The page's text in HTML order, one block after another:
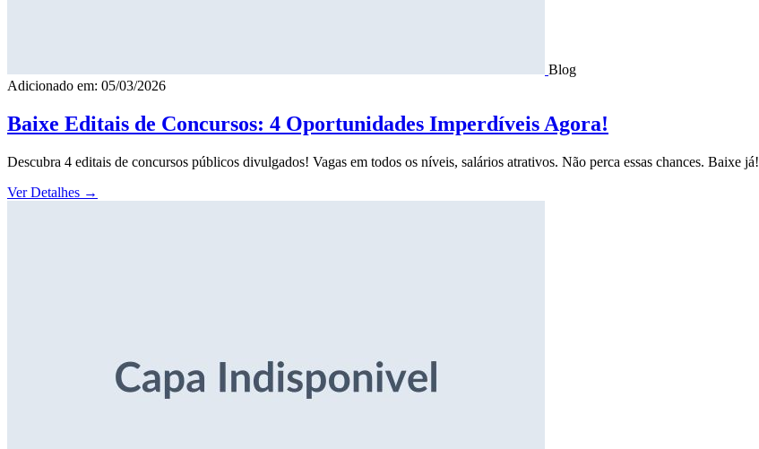
Blog
Adicionado em: 05/03/2026
Baixe Editais de Concursos: 4 Oportunidades Imperdíveis Agora!
Descubra 4 editais de concursos públicos divulgados! Vagas em todos os níveis, salários atrativos. Não perca essas chances. Baixe já!
Ver Detalhes →